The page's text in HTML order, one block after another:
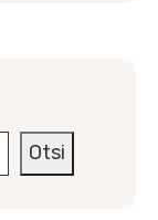
Otsi